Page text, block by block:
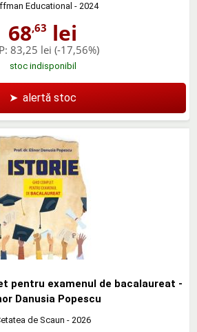
Educational - 2024
68,63 lei
83,25 lei (-17,56%)
stoc indisponibil
➤ alertă stoc
pentru examenul de bacalaureat -
Danusia Popescu
de Scaun - 2026